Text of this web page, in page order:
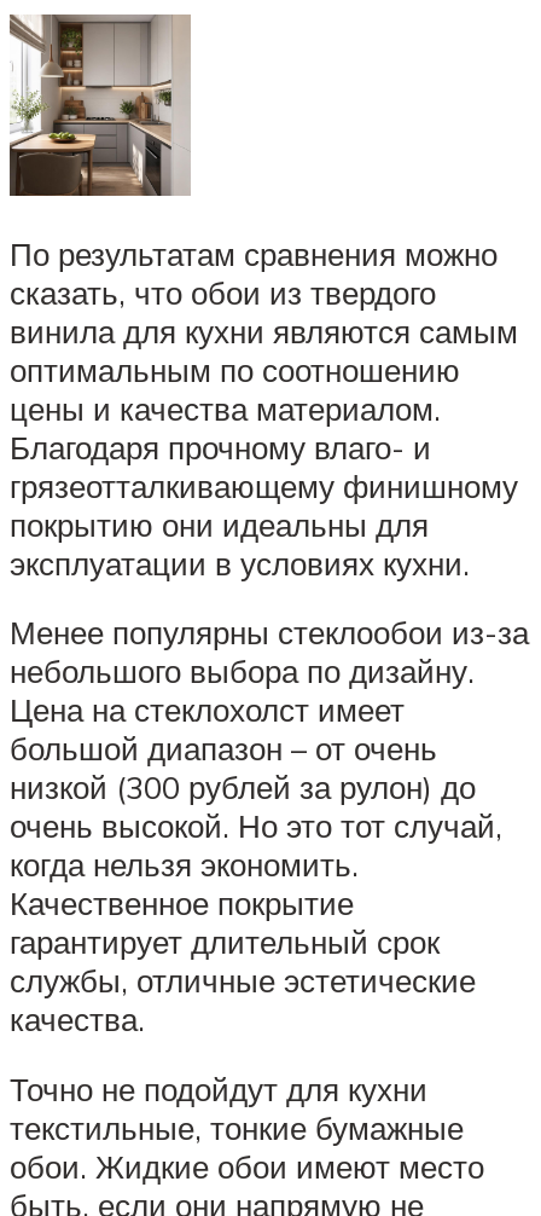
По результатам сравнения можно
сказать, что обои из твердого
винила для кухни являются самым
оптимальным по соотношению
цены и качества материалом.
Благодаря прочному влаго- и
грязеотталкивающему финишному
покрытию они идеальны для
эксплуатации в условиях кухни.
Менее популярны стеклообои из-за
небольшого выбора по дизайну.
Цена на стеклохолст имеет
большой диапазон – от очень
низкой (300 рублей за рулон) до
очень высокой. Но это тот случай,
когда нельзя экономить.
Качественное покрытие
гарантирует длительный срок
службы, отличные эстетические
качества.
Точно не подойдут для кухни
текстильные, тонкие бумажные
обои. Жидкие обои имеют место
быть, если они напрямую не